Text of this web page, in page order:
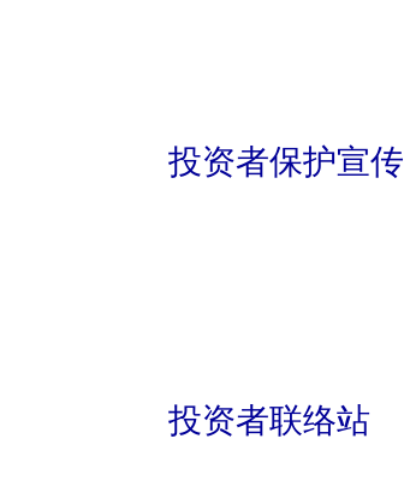
投资者保护宣传
投资者联络站